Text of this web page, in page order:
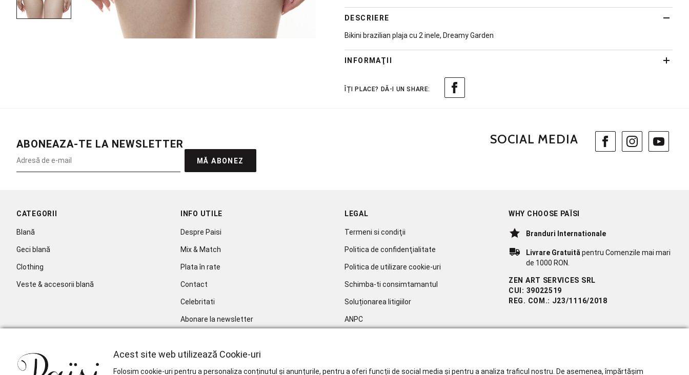
DESCRIERE
Bikini brazilian plaja cu 2 inele, Dreamy Garden
INFORMAŢII
ABONEAZA-TE LA NEWSLETTER
MĂ ABONEZ
SOCIAL MEDIA
CATEGORII
Blană
Geci blană
Clothing
Veste & accesorii blană
INFO UTILE
Despre Paisi
Mix & Match
Plata în rate
Contact
Celebritati
Abonare la newsletter
LEGAL
Termeni si condiţii
Politica de confidenţialitate
Politica de utilizare cookie-uri
Schimba-ti consimtamantul
Soluționarea litigiilor
ANPC
WHY CHOOSE PAÏSI
Branduri Internationale
Livrare Gratuităpentru Comenzile mai mari
de 1000 RON.
ZEN ART SERVICES SRL
CUI: 39022519
REG. COM.: J23/1116/2018
Acest site web utilizează Cookie-uri
Folosim cookie-uri pentru a personaliza conținutul și anunțurile, pentru a oferi funcții de social media și pentru a analiza traficul nostru. De asemenea, împărtășim